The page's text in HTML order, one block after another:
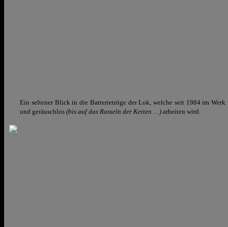
Ein seltener Blick in die Batterietröge der Lok, welche seit 1984 im
und geräuschlos (bis auf das Rasseln der Ketten …) arbeiten wird.